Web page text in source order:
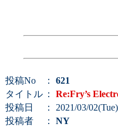
投稿No ： 621
タイトル ： Re:Fry’s
投稿日
： 2021/03/
投稿者
： NY